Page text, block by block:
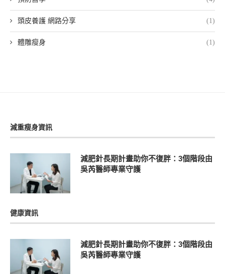
頭皮養護 網路分享 (1)
體雕瘦身 (1)
減重瘦身資訊
減肥針長期計畫助你不復胖：3個階段由
吳芮醫師專業守護
健康資訊
減肥針長期計畫助你不復胖：3個階段由
吳芮醫師專業守護